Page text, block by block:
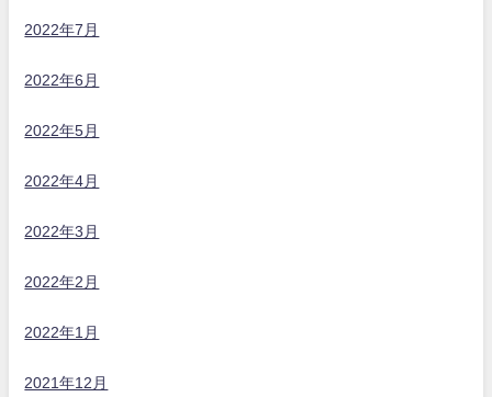
2022年7月
2022年6月
2022年5月
2022年4月
2022年3月
2022年2月
2022年1月
2021年12月